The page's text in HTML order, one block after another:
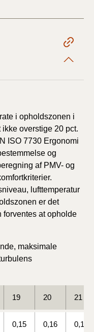
i opholdszonen i
overstige 20 pct.
ISO 7730 Ergonomi
og
af PMV- og
lufttemperatur
er det
forventes at opholde
maksimale
19 20 21
0,15 0,16 0,17